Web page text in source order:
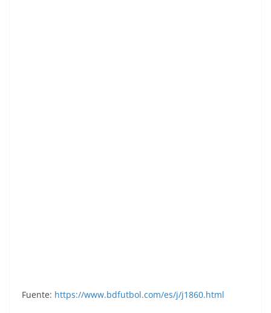
Fuente: https://www.bdfutbol.com/es/j/j1860.html